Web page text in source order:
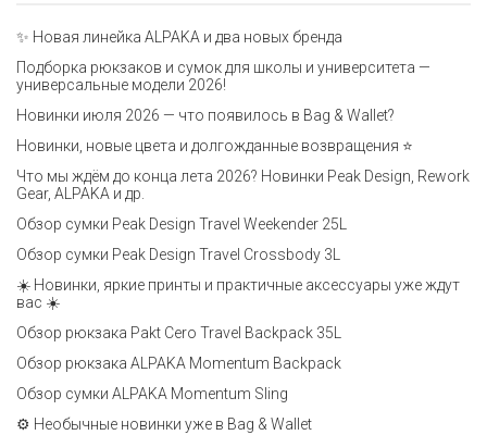
✨ Новая линейка ALPAKA и два новых бренда
Подборка рюкзаков и сумок для школы и университета —
универсальные модели 2026!
Новинки июля 2026 — что появилось в Bag & Wallet?
Новинки, новые цвета и долгожданные возвращения ⭐️
Что мы ждём до конца лета 2026? Новинки Peak Design, Rework
Gear, ALPAKA и др.
Обзор сумки Peak Design Travel Weekender 25L
Обзор сумки Peak Design Travel Crossbody 3L
☀️ Новинки, яркие принты и практичные аксессуары уже ждут
вас ☀️
Обзор рюкзака Pakt Cero Travel Backpack 35L
Обзор рюкзака ALPAKA Momentum Backpack
Обзор сумки ALPAKA Momentum Sling
⚙️ Необычные новинки уже в Bag & Wallet